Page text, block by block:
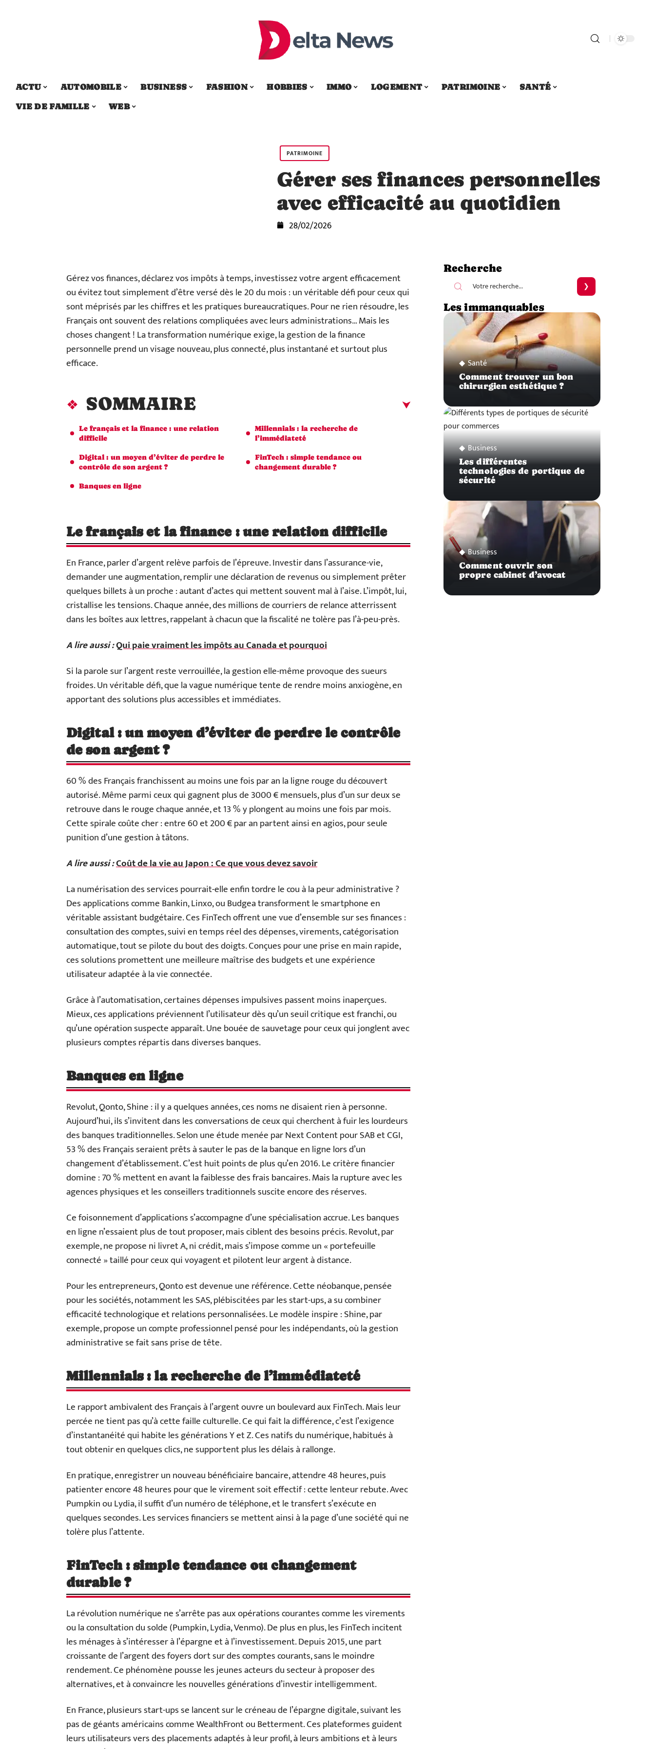
ACTU AUTOMOBILE BUSINESS FASHION HOBBIES IMMO LOGEMENT PATRIMOINE
SANTÉ
VIE DE FAMILLE
WEB
PATRIMOINE
Gérer ses finances personnelles
avec efficacité au quotidien
28/02/2026
Gérez vos finances, déclarez vos impôts à temps, investissez votre argent efficacement
ou évitez tout simplement d’être versé dès le 20 du mois : un véritable défi pour ceux qui
sont méprisés par les chiffres et les pratiques bureaucratiques. Pour ne rien résoudre, les
Français ont souvent des relations compliquées avec leurs administrations… Mais les
choses changent ! La transformation numérique exige, la gestion de la finance
personnelle prend un visage nouveau, plus connecté, plus instantané et surtout plus
efficace.
SOMMAIRE
Le français et la finance : une relation
difficile
Digital : un moyen d’éviter de perdre le
contrôle de son argent ?
Banques en ligne
Millennials : la recherche de
l’immédiateté
FinTech : simple tendance ou
changement durable ?
Le français et la finance : une relation difficile
En France, parler d’argent relève parfois de l’épreuve. Investir dans l’assurance-vie,
demander une augmentation, remplir une déclaration de revenus ou simplement prêter
quelques billets à un proche : autant d’actes qui mettent souvent mal à l’aise. L’impôt, lui,
cristallise les tensions. Chaque année, des millions de courriers de relance atterrissent
dans les boîtes aux lettres, rappelant à chacun que la fiscalité ne tolère pas l’à-peu-près.
A lire aussi :Qui paie vraiment les impôts au Canada et pourquoi
Si la parole sur l’argent reste verrouillée, la gestion elle-même provoque des sueurs
froides. Un véritable défi, que la vague numérique tente de rendre moins anxiogène, en
apportant des solutions plus accessibles et immédiates.
Digital : un moyen d’éviter de perdre le contrôle
de son argent ?
60 % des Français franchissent au moins une fois par an la ligne rouge du découvert
autorisé. Même parmi ceux qui gagnent plus de 3000 € mensuels, plus d’un sur deux se
retrouve dans le rouge chaque année, et 13 % y plongent au moins une fois par mois.
Cette spirale coûte cher : entre 60 et 200 € par an partent ainsi en agios, pour seule
punition d’une gestion à tâtons.
A lire aussi :Coût de la vie au Japon : Ce que vous devez savoir
La numérisation des services pourrait-elle enfin tordre le cou à la peur administrative ?
Des applications comme Bankin, Linxo, ou Budgea transforment le smartphone en
véritable assistant budgétaire. Ces FinTech offrent une vue d’ensemble sur ses finances :
consultation des comptes, suivi en temps réel des dépenses, virements, catégorisation
automatique, tout se pilote du bout des doigts. Conçues pour une prise en main rapide,
ces solutions promettent une meilleure maîtrise des budgets et une expérience
utilisateur adaptée à la vie connectée.
Grâce à l’automatisation, certaines dépenses impulsives passent moins inaperçues.
Mieux, ces applications préviennent l’utilisateur dès qu’un seuil critique est franchi, ou
qu’une opération suspecte apparaît. Une bouée de sauvetage pour ceux qui jonglent avec
plusieurs comptes répartis dans diverses banques.
Banques en ligne
Revolut, Qonto, Shine : il y a quelques années, ces noms ne disaient rien à personne.
Aujourd’hui, ils s’invitent dans les conversations de ceux qui cherchent à fuir les lourdeurs
des banques traditionnelles. Selon une étude menée par Next Content pour SAB et CGI,
53 % des Français seraient prêts à sauter le pas de la banque en ligne lors d’un
changement d’établissement. C’est huit points de plus qu’en 2016. Le critère financier
domine : 70 % mettent en avant la faiblesse des frais bancaires. Mais la rupture avec les
agences physiques et les conseillers traditionnels suscite encore des réserves.
Ce foisonnement d’applications s’accompagne d’une spécialisation accrue. Les banques
en ligne n’essaient plus de tout proposer, mais ciblent des besoins précis. Revolut, par
exemple, ne propose ni livret A, ni crédit, mais s’impose comme un « portefeuille
connecté » taillé pour ceux qui voyagent et pilotent leur argent à distance.
Pour les entrepreneurs, Qonto est devenue une référence. Cette néobanque, pensée
pour les sociétés, notamment les SAS, plébiscitées par les start-ups, a su combiner
efficacité technologique et relations personnalisées. Le modèle inspire : Shine, par
exemple, propose un compte professionnel pensé pour les indépendants, où la gestion
administrative se fait sans prise de tête.
Millennials : la recherche de l’immédiateté
Le rapport ambivalent des Français à l’argent ouvre un boulevard aux FinTech. Mais leur
percée ne tient pas qu’à cette faille culturelle. Ce qui fait la différence, c’est l’exigence
d’instantanéité qui habite les générations Y et Z. Ces natifs du numérique, habitués à
tout obtenir en quelques clics, ne supportent plus les délais à rallonge.
En pratique, enregistrer un nouveau bénéficiaire bancaire, attendre 48 heures, puis
patienter encore 48 heures pour que le virement soit effectif : cette lenteur rebute. Avec
Pumpkin ou Lydia, il suffit d’un numéro de téléphone, et le transfert s’exécute en
quelques secondes. Les services financiers se mettent ainsi à la page d’une société qui ne
tolère plus l’attente.
FinTech : simple tendance ou changement
durable ?
La révolution numérique ne s’arrête pas aux opérations courantes comme les virements
ou la consultation du solde (Pumpkin, Lydia, Venmo). De plus en plus, les FinTech incitent
les ménages à s’intéresser à l’épargne et à l’investissement. Depuis 2015, une part
croissante de l’argent des foyers dort sur des comptes courants, sans le moindre
rendement. Ce phénomène pousse les jeunes acteurs du secteur à proposer des
alternatives, et à convaincre les nouvelles générations d’investir intelligemment.
En France, plusieurs start-ups se lancent sur le créneau de l’épargne digitale, suivant les
pas de géants américains comme WealthFront ou Betterment. Ces plateformes guident
leurs utilisateurs vers des placements adaptés à leur profil, à leurs ambitions et à leurs
Recherche
Les immanquables
Santé
Comment trouver un bon
chirurgien esthétique ?
Business
Les différentes
technologies de portique de
sécurité
Business
Comment ouvrir son
propre cabinet d’avocat